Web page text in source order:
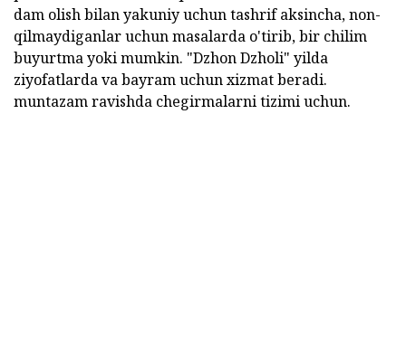
dam olish bilan yakuniy uchun tashrif aksincha, non-
qilmaydiganlar uchun masalarda o'tirib, bir chilim
buyurtma yoki mumkin. "Dzhon Dzholi" yilda
ziyofatlarda va bayram uchun xizmat beradi.
muntazam ravishda chegirmalarni tizimi uchun.